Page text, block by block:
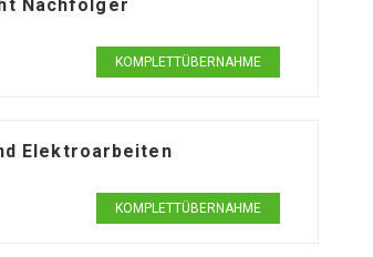
Nachfolger
KOMPLETTÜBERNAHME
Elektroarbeiten
KOMPLETTÜBERNAHME